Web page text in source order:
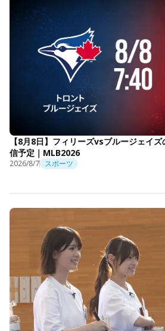
【8月8日】フィリーズvsブルージェイ
信予定｜MLB2026
2026/8/7 スポーツ